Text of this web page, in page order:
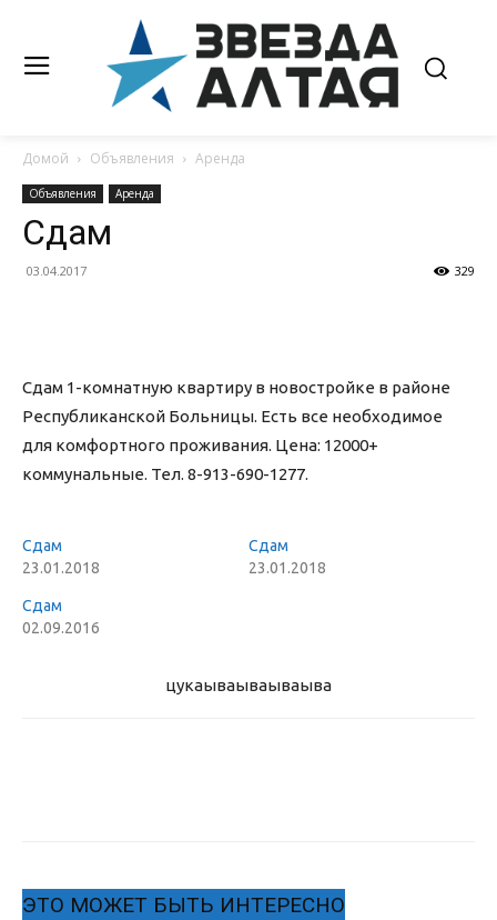
Домой Объявления Аренда
Объявления Аренда
Сдам
03.04.2017 329
Сдам 1-комнатную квартиру в новостройке в районе
Республиканской Больницы. Есть все необходимое
для комфортного проживания. Цена: 12000+
коммунальные. Тел. 8-913-690-1277.
Сдам
23.01.2018
Сдам
23.01.2018
Сдам
02.09.2016
цукаываываываыва
ЭТО МОЖЕТ БЫТЬ ИНТЕРЕСНО